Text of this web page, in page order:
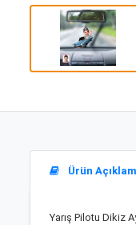
Ürün
Yarış Pilotu Dikiz